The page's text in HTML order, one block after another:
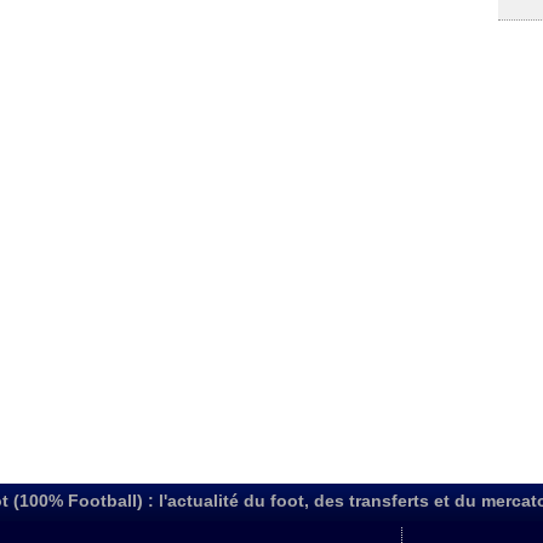
(100% Football) : l'actualité du foot, des transferts et du